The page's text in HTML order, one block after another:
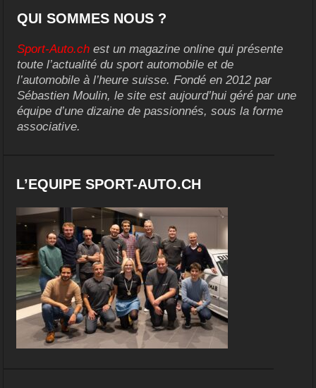
QUI SOMMES NOUS ?
Sport-Auto.ch est un magazine online qui présente
toute l’actualité du sport automobile et de
l’automobile à l’heure suisse. Fondé en 2012 par
Sébastien Moulin, le site est aujourd’hui géré par une
équipe d’une dizaine de passionnés, sous la forme
associative.
L’EQUIPE SPORT-AUTO.CH